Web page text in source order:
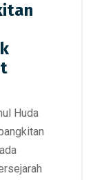
Huda